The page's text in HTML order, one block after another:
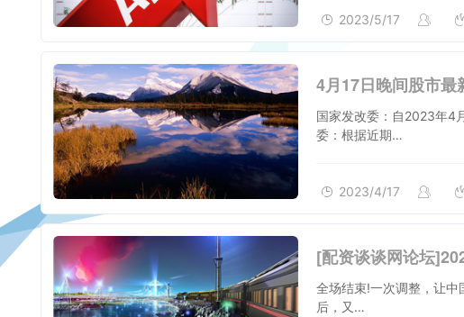
2023/5/17
4月17日晚间股市
国家发改委：自2023年4
委：根据近期…
2023/4/17
[配资谈谈网论坛
全场结束!一次调整，让
后，又…